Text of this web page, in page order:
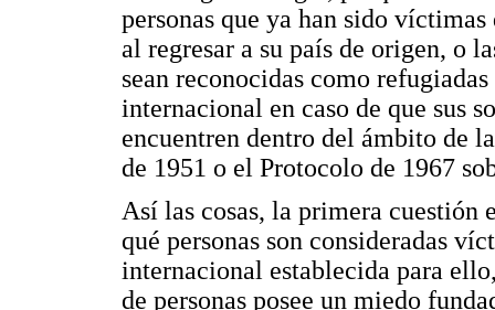
personas que ya han sido
al regresar a su país de origen, o
sean reconocidas como
internacional en caso de que sus
encuentren dentro del ámbito de
de 1951 o el Protocolo de 1967
Así las cosas, la primera cuestión
qué personas son consideradas
internacional establecida para
de personas posee un miedo